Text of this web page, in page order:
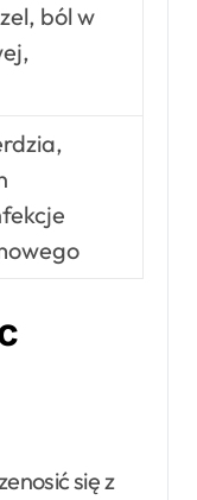
ból w
się z